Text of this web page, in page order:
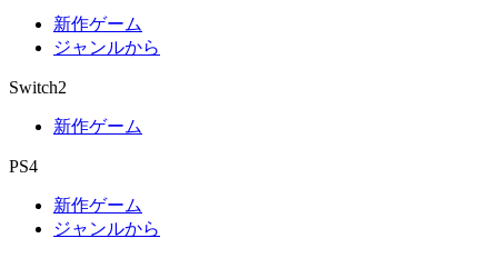
新作ゲーム
ジャンルから
Switch2
新作ゲーム
PS4
新作ゲーム
ジャンルから